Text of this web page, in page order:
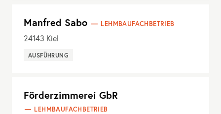
Manfred Sabo LEHMBAUFACHBETRIEB
24143 Kiel
AUSFÜHRUNG
Förderzimmerei GbR
LEHMBAUFACHBETRIEB